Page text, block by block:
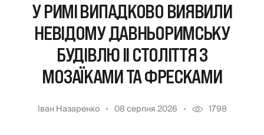
У РИМІ ВИПАДКОВО ВИЯВИЛИ
НЕВІДОМУ ДАВНЬОРИМСЬКУ
БУДІВЛЮ II СТОЛІТТЯ З
МОЗАЇКАМИ ТА ФРЕСКАМИ
Іван Назаренко 08 серпня 2026 1798